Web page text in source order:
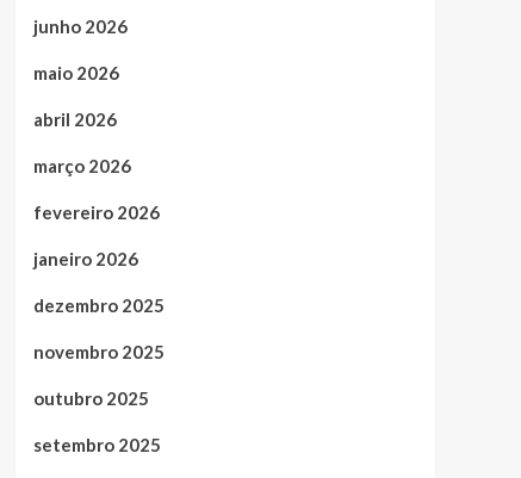
junho 2026
maio 2026
abril 2026
março 2026
fevereiro 2026
janeiro 2026
dezembro 2025
novembro 2025
outubro 2025
setembro 2025